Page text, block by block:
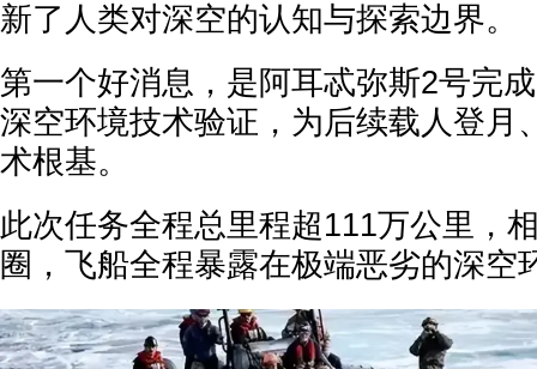
新了人类对深空的认知与探索边界。
第一个好消息，是阿耳忒弥斯2号完
深空环境技术验证，为后续载人登月
术根基。
此次任务全程总里程超111万公里，
圈，飞船全程暴露在极端恶劣的深空